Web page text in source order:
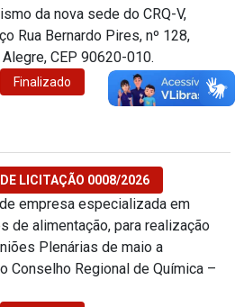
da nova sede do CRQ-V,
Rua Bernardo Pires, nº 128,
CEP 90620-010.
Finalizado
LICITAÇÃO 0008/2026
empresa especializada em
de alimentação, para realização
Plenárias de maio a
Conselho Regional de Química –